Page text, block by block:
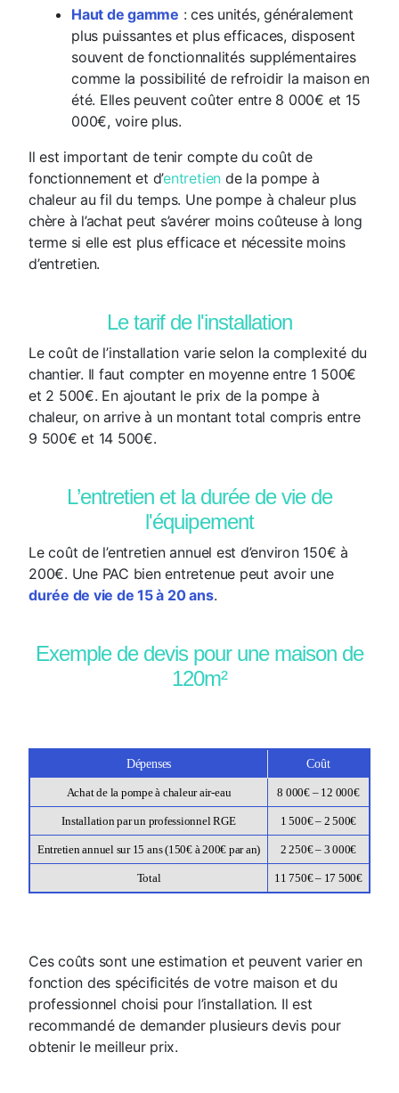
Haut de gamme : ces unités, généralement
plus puissantes et plus efficaces, disposent
souvent de fonctionnalités supplémentaires
comme la possibilité de refroidir la maison en
été. Elles peuvent coûter entre 8 000€ et 15
000€, voire plus.
Il est important de tenir compte du coût de
fonctionnement et d’entretien de la pompe à
chaleur au fil du temps. Une pompe à chaleur plus
chère à l’achat peut s’avérer moins coûteuse à long
terme si elle est plus efficace et nécessite moins
d’entretien.
Le tarif de l'installation
Le coût de l’installation varie selon la complexité du
chantier. Il faut compter en moyenne entre 1 500€
et 2 500€. En ajoutant le prix de la pompe à
chaleur, on arrive à un montant total compris entre
9 500€ et 14 500€.
L’entretien et la durée de vie de
l'équipement
Le coût de l’entretien annuel est d’environ 150€ à
200€. Une PAC bien entretenue peut avoir une
durée de vie de 15 à 20 ans.
Exemple de devis pour une maison de
120m²
Dépenses Coût
Achat de la pompe à chaleur air-eau 8 000€ – 12 000€
Installation par un professionnel RGE 1 500€ – 2 500€
Entretien annuel sur 15 ans (150€ à 200€ par an) 2 250€ – 3 000€
Total 11 750€ – 17 500€
Ces coûts sont une estimation et peuvent varier en
fonction des spécificités de votre maison et du
professionnel choisi pour l’installation. Il est
recommandé de demander plusieurs devis pour
obtenir le meilleur prix.